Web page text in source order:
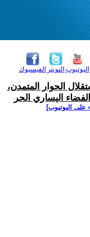
الفيسبوك التويتر اليوتيوب
الحوار المتمدن،
اليساري الحر
على اليوتيوب]